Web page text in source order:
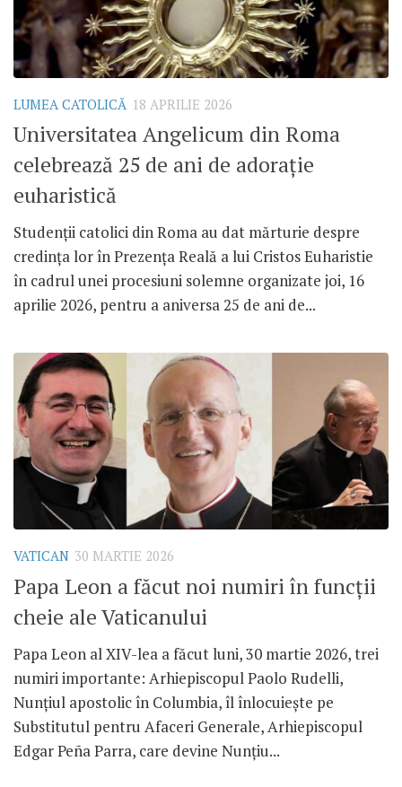
LUMEA CATOLICĂ 18 APRILIE 2026
Universitatea Angelicum din Roma
celebrează 25 de ani de adorație
euharistică
Studenții catolici din Roma au dat mărturie despre
credința lor în Prezența Reală a lui Cristos Euharistie
în cadrul unei procesiuni solemne organizate joi, 16
aprilie 2026, pentru a aniversa 25 de ani de...
VATICAN 30 MARTIE 2026
Papa Leon a făcut noi numiri în funcții
cheie ale Vaticanului
Papa Leon al XIV-lea a făcut luni, 30 martie 2026, trei
numiri importante: Arhiepiscopul Paolo Rudelli,
Nunțiul apostolic în Columbia, îl înlocuiește pe
Substitutul pentru Afaceri Generale, Arhiepiscopul
Edgar Peña Parra, care devine Nunțiu...